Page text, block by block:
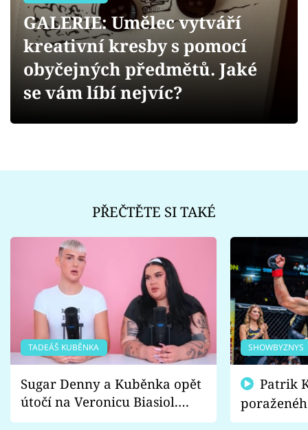
Videa
Sledujte prima+
Přihlášení
GALERIE: Umělec vytváří
kreativní kresby s pomocí
obyčejných předmětů. Jaké
se vám líbí nejvíc?
PŘEČTĚTE SI TAKÉ
TADEÁŠ KUBĚNKA
Sugar Denny a Kuběnka opět
útočí na Veronicu Biasiol.
Proč je podle nich falešná a
SHOWBYZNYS
fanoušci